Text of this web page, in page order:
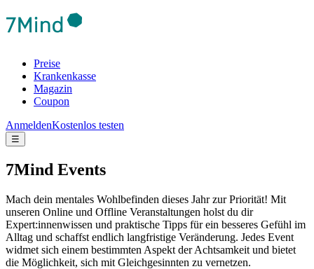
Preise
Krankenkasse
Magazin
Coupon
AnmeldenKostenlos testen
☰
7Mind Events
Mach dein mentales Wohlbefinden dieses Jahr zur Priorität! Mit
unseren Online und Offline Veranstaltungen holst du dir
Expert:innenwissen und praktische Tipps für ein besseres Gefühl im
Alltag und schaffst endlich langfristige Veränderung. Jedes Event
widmet sich einem bestimmten Aspekt der Achtsamkeit und bietet
die Möglichkeit, sich mit Gleichgesinnten zu vernetzen.